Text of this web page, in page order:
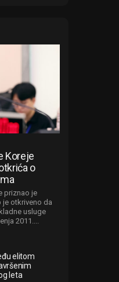
Koreje
o
priznao je
otkriveno da
usluge
2011....
elitom
leta